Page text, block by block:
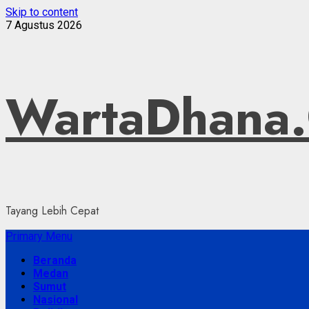
Skip to content
7 Agustus 2026
Tayang Lebih Cepat
Primary Menu
Beranda
Medan
Sumut
Nasional